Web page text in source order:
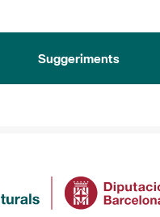
Suggeriments